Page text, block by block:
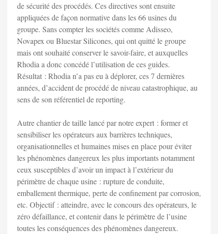
de sécurité des procédés. Ces directives sont ensuite
appliquées de façon normative dans les 66 usines du
groupe. Sans compter les sociétés comme Adisseo,
Novapex ou Bluestar Silicones, qui ont quitté le groupe
mais ont souhaité conserver le savoir-faire, et auxquelles
Rhodia a donc concédé l’utilisation de ces guides.
Résultat : Rhodia n’a pas eu à déplorer, ces 7 dernières
années, d’accident de procédé de niveau catastrophique, au
sens de son référentiel de reporting.
Autre chantier de taille lancé par notre expert : former et
sensibiliser les opérateurs aux barrières techniques,
organisationnelles et humaines mises en place pour éviter
les phénomènes dangereux les plus importants notamment
ceux susceptibles d’avoir un impact à l’extérieur du
périmètre de chaque usine : rupture de conduite,
emballement thermique, perte de confinement par corrosion,
etc. Objectif : atteindre, avec le concours des opérateurs, le
zéro défaillance, et contenir dans le périmètre de l’usine
toutes les conséquences des phénomènes dangereux.